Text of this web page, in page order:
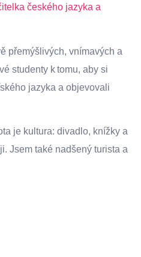
českého jazyka a
přemýšlivých, vnímavých a
studenty k tomu, aby si
jazyka a objevovali
je kultura: divadlo, knížky a
Jsem také nadšený turista a